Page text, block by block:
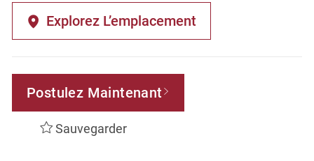
Explorez L’emplacement
Postulez Maintenant
Sauvegarder